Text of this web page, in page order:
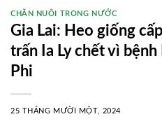
CHĂN NUÔI TRONG NƯỚC
Gia Lai: Heo giống
trấn Ia Ly chết vì
Phi
25 THÁNG MƯỜI MỘT, 2024